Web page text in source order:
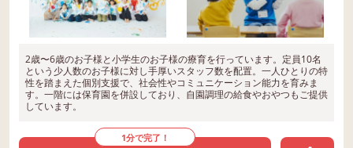
2歳〜6歳のお子様と小学生のお子様の療育を行っています。定員10名
という少人数のお子様に対し手厚いスタッフ数を配置。一人ひとりの特
性を踏まえた個別支援で、社会性やコミュニケーション能力を育みま
す。一階には保育園を併設しており、自園調理の給食やおやつもご提供
しています。
1分で完了！